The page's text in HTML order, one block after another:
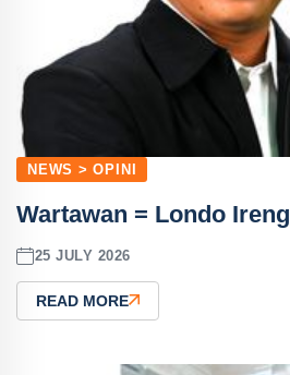
NEWS > OPINI
Wartawan = Londo Ireng
25 JULY 2026
READ MORE